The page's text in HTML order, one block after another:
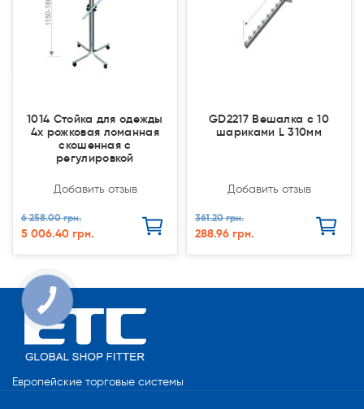
1014 Стойка для одежды
4х рожковая ломанная
скошенная с
регулировкой
Добавить отзыв
6 258.00 грн.
5 006.40 грн.
GD2217 Вешалка с 10
шариками L 310мм
Добавить отзыв
361.20 грн.
288.96 грн.
Европейские торговые системы